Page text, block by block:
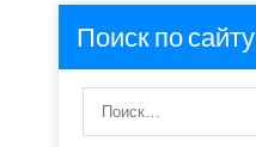
Поиск по сайту